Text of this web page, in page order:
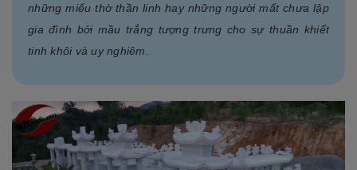
những miếu thờ thần linh hay những người mất chưa lập
gia đình bởi mầu trắng tượng trưng cho sự thuần khiết
tinh khôi và uy nghiêm.